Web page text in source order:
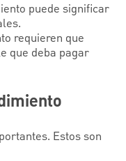
puede significar
requieren que
que deba pagar
Estos son